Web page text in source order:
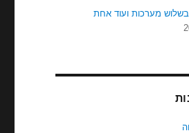
מערכות ועוד אחת